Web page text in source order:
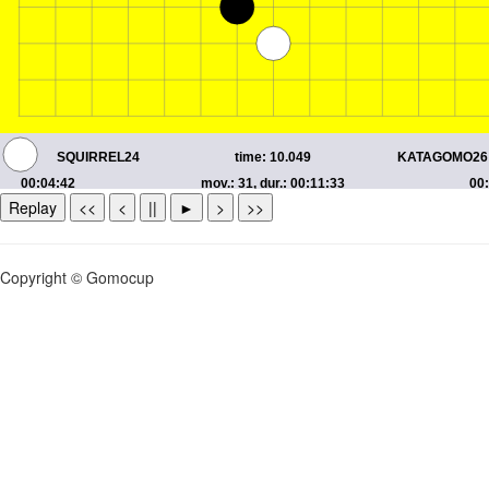
Replay << < || ► > >>
Copyright © Gomocup